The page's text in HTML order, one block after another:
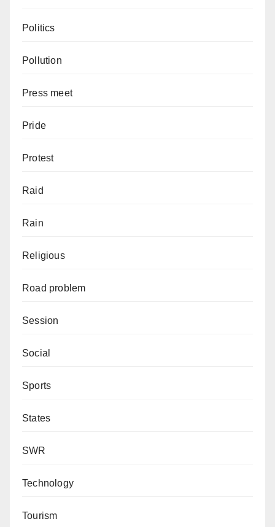
Politics
Pollution
Press meet
Pride
Protest
Raid
Rain
Religious
Road problem
Session
Social
Sports
States
SWR
Technology
Tourism